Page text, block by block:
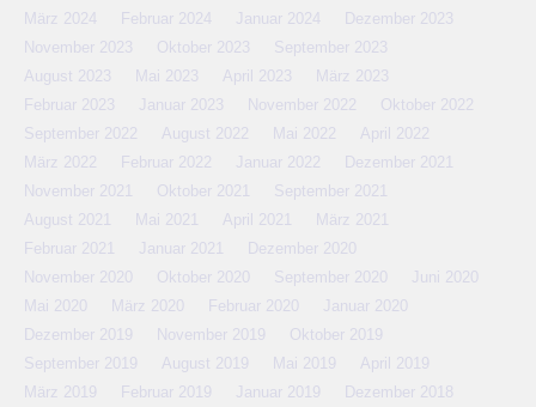
März 2024
Februar 2024 Januar 2024
Dezember 2023
November 2023
Oktober 2023
September 2023
August 2023
Mai 2023 April 2023
März 2023
Februar 2023
Januar 2023 November 2022
Oktober 2022
September 2022
August 2022 Mai 2022
April 2022
März 2022
Februar 2022 Januar 2022
Dezember 2021
November 2021
Oktober 2021
September 2021
August 2021
Mai 2021 April 2021
März 2021
Februar 2021
Januar 2021
Dezember 2020
November 2020
Oktober 2020 September 2020
Juni 2020
Mai 2020
März 2020 Februar 2020
Januar 2020
Dezember 2019
November 2019
Oktober 2019
September 2019
August 2019 Mai 2019
April 2019
März 2019
Februar 2019 Januar 2019
Dezember 2018